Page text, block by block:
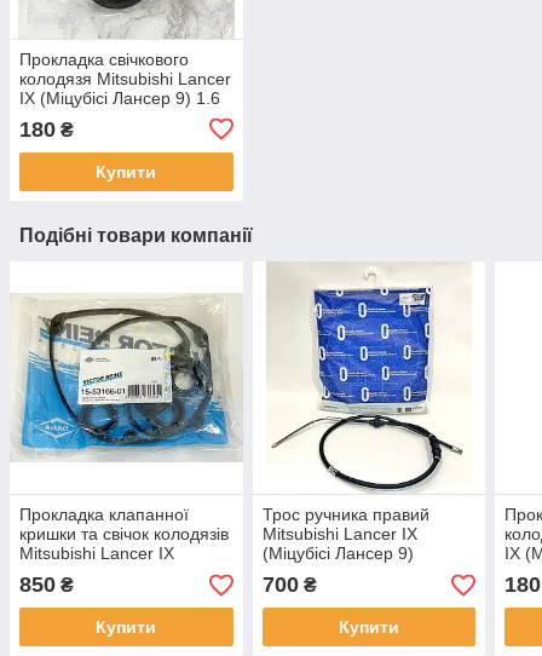
Прокладка свічкового
колодязя Mitsubishi Lancer
IX (Міцубісі Лансер 9) 1.6
MD339118
180 ₴
Купити
Подібні товари компанії
Прокладка клапанної
кришки та свічок колодязів
Mitsubishi Lancer IX
(Міцубісі Лансер 9) 1.6
850 ₴
Купити
Трос ручника правий
Mitsubishi Lancer IX
(Міцубісі Лансер 9)
JAPANPARTS MN102172
700₴
Купити
IX
180